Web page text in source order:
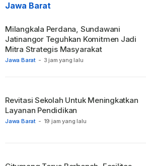
Jawa Barat
Jawa Barat - 3 jam yang lalu
Milangkala Perdana, Sundawani
Jatinangor Teguhkan Komitmen Jadi
Mitra Strategis Masyarakat
Jawa Barat - 19 jam yang lalu
Revitasi Sekolah Untuk Meningkatkan
Layanan Pendidikan